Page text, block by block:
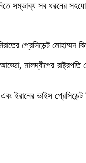
সম্ভাব্য সব ধরনের
প্রেসিডেন্ট মোহাম্মদ
মালদ্বীপের রাষ্ট্রপতি
ইরানের ভাইস